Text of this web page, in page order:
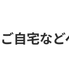
ご自宅な